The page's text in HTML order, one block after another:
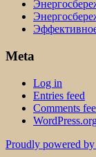
Meta
Log in
Entries feed
Comments
Proudly powered by